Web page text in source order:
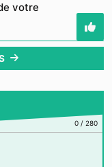
votre
0/ 280